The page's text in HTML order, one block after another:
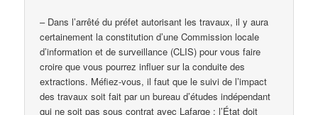
– Dans l’arrêté du préfet autorisant les travaux, il y aura
certainement la constitution d’une Commission locale
d’information et de surveillance (CLIS) pour vous faire
croire que vous pourrez influer sur la conduite des
extractions. Méfiez-vous, il faut que le suivi de l’impact
des travaux soit fait par un bureau d’études indépendant
qui ne soit pas sous contrat avec Lafarge : l’État doit